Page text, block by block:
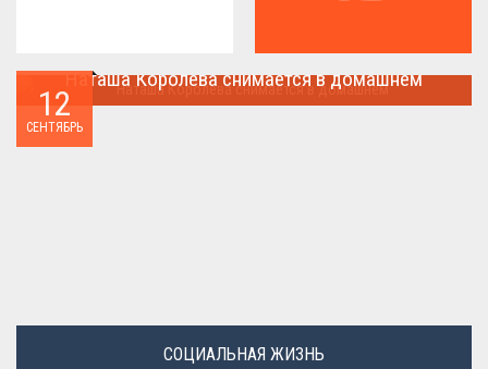
12
СЕНТЯБРЬ
Наташа Королева снимается в домашнем
СОЦИАЛЬНАЯ ЖИЗНЬ